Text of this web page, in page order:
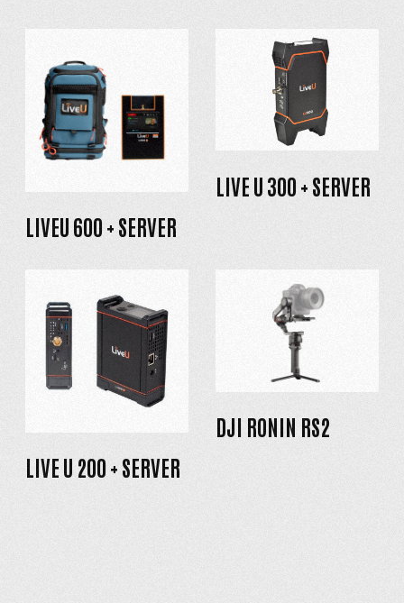
LIVEU 600 + SERVER
LIVE U 300 + SERVER
LIVE U 200 + SERVER
DJI RONIN RS2